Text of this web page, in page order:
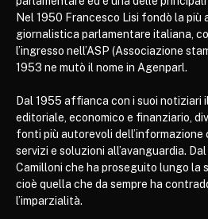
Nel 1950 Francesco Lisi fondò la più
giornalistica parlamentare italiana,
l’ingresso nell’ASP (Associazione
1953 ne mutò il nome in Agenparl.
Dal 1955 affianca con i suoi notiziari
editoriale, economico e finanziario,
fonti più autorevoli dell’informazione
servizi e soluzioni all’avanguardia.
Camilloni che ha proseguito lungo la
cioè quella che da sempre ha
l’imparzialità.